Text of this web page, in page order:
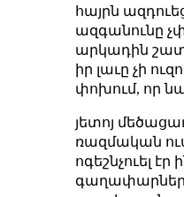
հայրն
ազգանունը
արկադին շատ
իր լաւը չի
փոխում, որ
յետոյ
ռազմական
ոգեշնչուել